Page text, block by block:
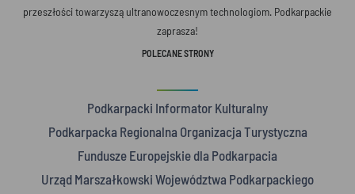
przeszłości towarzyszą ultranowoczesnym technologiom. Podkarpackie
zaprasza!
POLECANE STRONY
Podkarpacki Informator Kulturalny
Podkarpacka Regionalna Organizacja Turystyczna
Fundusze Europejskie dla Podkarpacia
Urząd Marszałkowski Województwa Podkarpackiego